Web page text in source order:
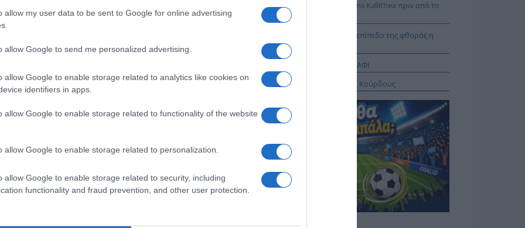
allow my user data to be sent to Google for online advertising
allow Google to send me personalized advertising.
allow Google to enable storage related to analytics like cookies on
identifiers in apps.
allow Google to enable storage related to functionality of the website
allow Google to enable storage related to personalization.
allow Google to enable storage related to security, including
functionality and fraud prevention, and other user protection.
προσώπων.
διάταξη για τέσσερα άτομα, τα ονόματα των
θυμάτων και θυμάτων.
Πρωτοδικών Ηλίας Ζαγοραίος και οι εισαγγελείς
ΑΕΚ: Πρόβα τζενεράλε με Athens Kallithea πριν από το
Super Cup
Β. Ταλαμάγκας: Στο κεκλιμένο επίπεδο της φθοράς η
κυβέρνηση Μητσοτάκη
ΜΕΤΑΓΡΑΦΕΣ ΑΠΟ ΤΟ ΠΑΝΩ ΡΑΦΙ
Το σχέδιο του Ισραήλ για τους Κούρδους